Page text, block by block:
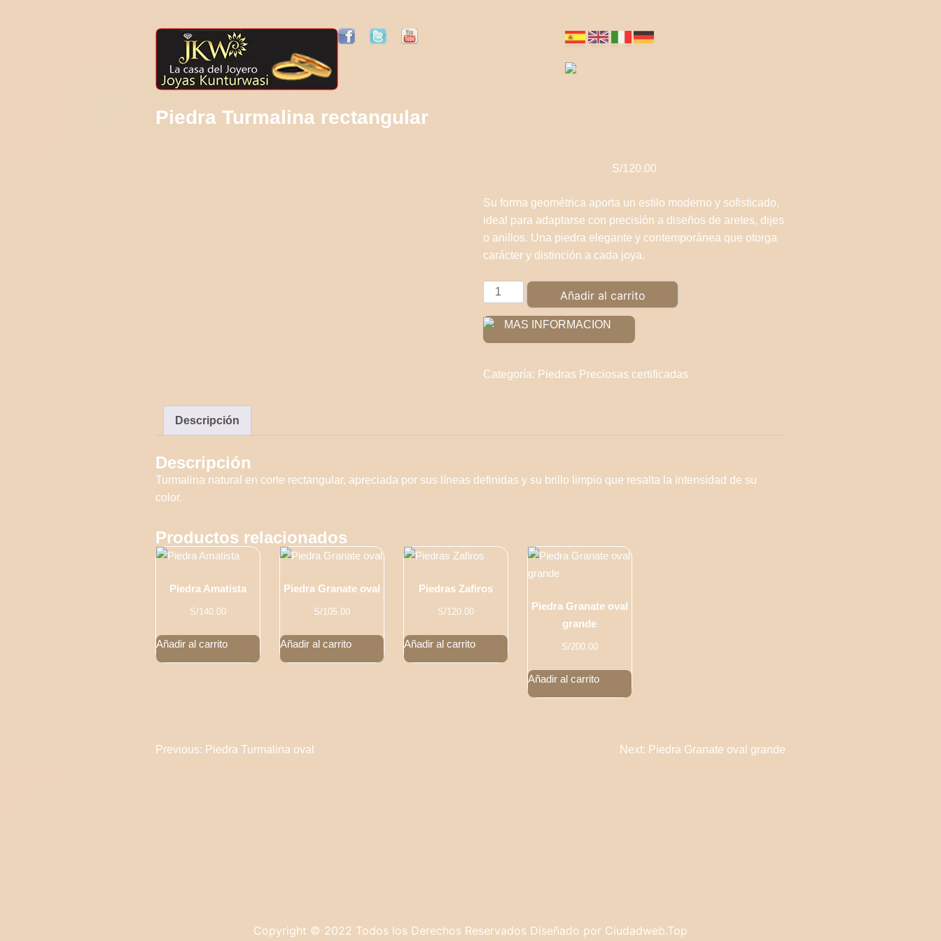
Piedra Turmalina rectangular
S/120.00
Su forma geométrica aporta un estilo moderno y sofisticado,
ideal para adaptarse con precisión a diseños de aretes, dijes
o anillos. Una piedra elegante y contemporánea que otorga
carácter y distinción a cada joya.
Piedra
Turmalina
rectangular
cantidad
Añadir al carrito
MAS INFORMACION
Categoría: Piedras Preciosas certificadas
Descripción
Descripción
Turmalina natural en corte rectangular, apreciada por sus líneas definidas y su brillo limpio que resalta la intensidad de su
color.
Productos relacionados
Piedra Amatista
S/140.00
Añadir al carrito
Piedra Granate oval
S/105.00
Añadir al carrito
Piedras Zafiros
S/120.00
Añadir al carrito
Piedra Granate oval
grande
S/200.00
Añadir al carrito
Navegación
Previous: Piedra Turmalina oval Next: Piedra Granate oval grande
Copyright © 2022 Todos los Derechos Reservados Diseñado por Ciudadweb.Top